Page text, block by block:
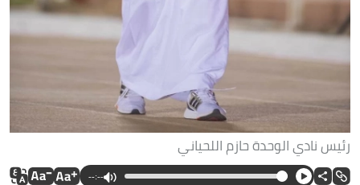
رئيس نادي الوحدة حازم اللحياني
--:--